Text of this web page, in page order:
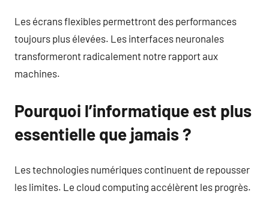
Les écrans flexibles permettront des performances
toujours plus élevées. Les interfaces neuronales
transformeront radicalement notre rapport aux
machines.
Pourquoi l’informatique est plus
essentielle que jamais ?
Les technologies numériques continuent de repousser
les limites. Le cloud computing accélèrent les progrès.